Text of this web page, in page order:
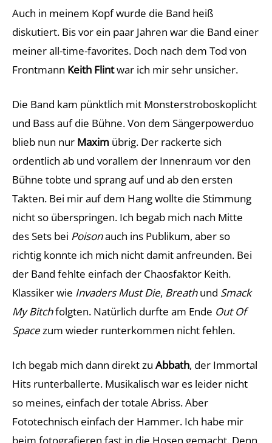
Auch in meinem Kopf wurde die Band heiß
diskutiert. Bis vor ein paar Jahren war die Band einer
meiner all-time-favorites. Doch nach dem Tod von
Frontmann Keith Flintwar ich mir sehr unsicher.
Die Band kam pünktlich mit Monsterstroboskoplicht
und Bass auf die Bühne. Von dem Sängerpowerduo
blieb nun nur Maxim übrig. Der rackerte sich
ordentlich ab und vorallem der Innenraum vor den
Bühne tobte und sprang auf und ab den ersten
Takten. Bei mir auf dem Hang wollte die Stimmung
nicht so überspringen. Ich begab mich nach Mitte
des Sets bei Poisonauch ins Publikum, aber so
richtig konnte ich mich nicht damit anfreunden. Bei
der Band fehlte einfach der Chaosfaktor Keith.
Klassiker wie Invaders Must Die, Breathund Smack
My Bitchfolgten. Natürlich durfte am Ende Out Of
Spacezum wieder runterkommen nicht fehlen.
Ich begab mich dann direkt zu Abbath, der Immortal
Hits runterballerte. Musikalisch war es leider nicht
so meines, einfach der totale Abriss. Aber
Fototechnisch einfach der Hammer. Ich habe mir